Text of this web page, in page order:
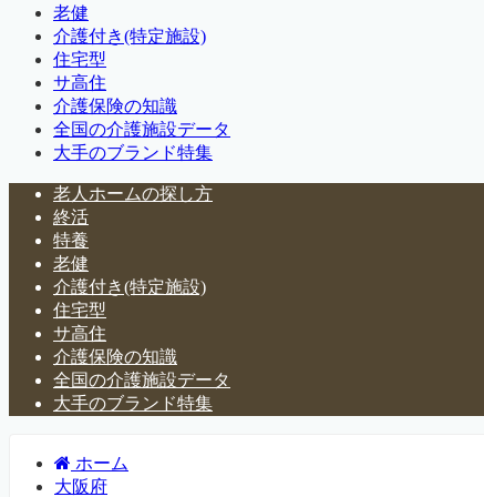
老健
介護付き(特定施設)
住宅型
サ高住
介護保険の知識
全国の介護施設データ
大手のブランド特集
老人ホームの探し方
終活
特養
老健
介護付き(特定施設)
住宅型
サ高住
介護保険の知識
全国の介護施設データ
大手のブランド特集
ホーム
大阪府